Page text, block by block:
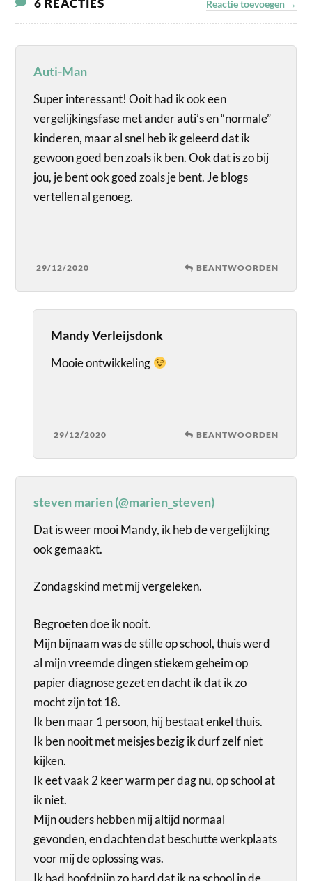
6 REACTIES Reactie toevoegen →
Auti-Man
Super interessant! Ooit had ik ook een
vergelijkingsfase met ander auti’s en “normale”
kinderen, maar al snel heb ik geleerd dat ik
gewoon goed ben zoals ik ben. Ook dat is zo bij
jou, je bent ook goed zoals je bent. Je blogs
vertellen al genoeg.
29/12/2020 BEANTWOORDEN
Mandy Verleijsdonk
Mooie ontwikkeling
29/12/2020 BEANTWOORDEN
steven marien (@marien_steven)
Dat is weer mooi Mandy, ik heb de vergelijking
ook gemaakt.
Zondagskind met mij vergeleken.
Begroeten doe ik nooit.
Mijn bijnaam was de stille op school, thuis werd
al mijn vreemde dingen stiekem geheim op
papier diagnose gezet en dacht ik dat ik zo
mocht zijn tot 18.
Ik ben maar 1 persoon, hij bestaat enkel thuis.
Ik ben nooit met meisjes bezig ik durf zelf niet
kijken.
Ik eet vaak 2 keer warm per dag nu, op school at
ik niet.
Mijn ouders hebben mij altijd normaal
gevonden, en dachten dat beschutte werkplaats
voor mij de oplossing was.
Ik had hoofdpijn zo hard dat ik na school in de